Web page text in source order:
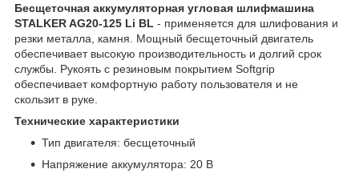
Бесщеточная аккумуляторная угловая шлифмашина
STALKER AG20-125 Li BL - применяется для шлифования и
резки металла, камня. Мощный бесщеточный двигатель
обеспечивает высокую производительность и долгий срок
службы. Рукоять с резиновым покрытием Softgrip
обеспечивает комфортную работу пользователя и не
скользит в руке.
Технические характеристики
Тип двигателя: бесщеточный
Напряжение аккумулятора: 20 В